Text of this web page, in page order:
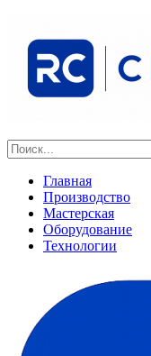
Главная
Производство
Мастерская
Оборудование
Технологии